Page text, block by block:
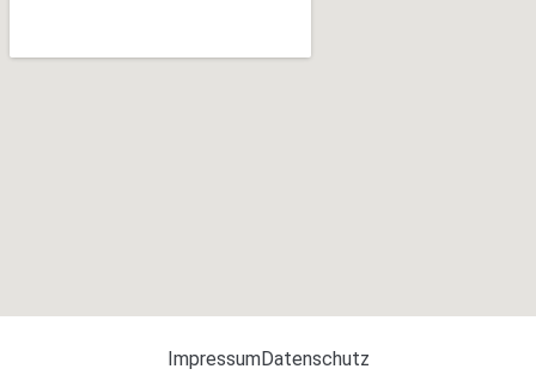
ImpressumDatenschutz